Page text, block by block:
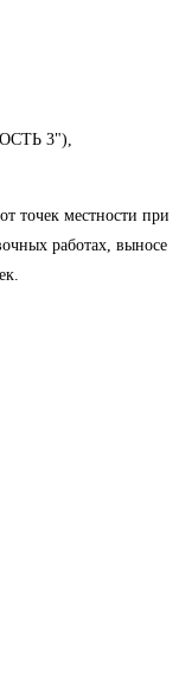
3"),
точек местности при
работах, выносе